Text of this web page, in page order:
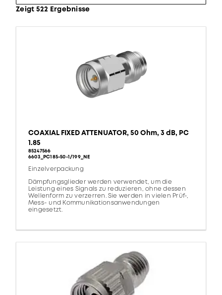
Zeigt 522 Ergebnisse
COAXIAL FIXED ATTENUATOR, 50 Ohm, 3 dB, PC
1.85
85247566
6603_PC185-50-1/199_NE
Einzelverpackung
Dämpfungsglieder werden verwendet, um die
Leistung eines Signals zu reduzieren, ohne dessen
Wellenform zu verzerren. Sie werden in vielen Prüf-,
Mess- und Kommunikationsanwendungen
eingesetzt.